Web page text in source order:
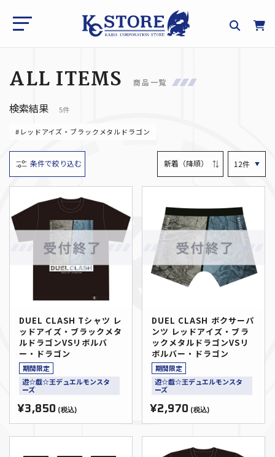
ALL ITEMS 商品一覧
検索結果 5件
#レッドアイズ・ブラックメタルドラゴン
条件で絞り込む
DUEL CLASH Tシャツ レ
ッドアイズ・ブラックメタ
ルドラゴンVSリボルバ
ー・ドラゴン
期間限定
遊☆戯☆王デュエルモンスタ
ーズ
¥3,850 (税込)
DUEL CLASH ボクサーパ
ンツ レッドアイズ・ブラ
ックメタルドラゴンVSリ
ボルバー・ドラゴン
期間限定
遊☆戯☆王デュエルモンスタ
ーズ
¥2,970 (税込)